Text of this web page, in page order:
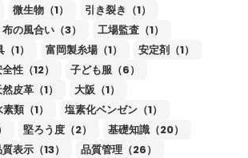
微生物（1）
引き裂き（1）
布の風合い（3）
工場監査（1）
1） 富岡製糸場（1）
安定剤（1）
性（12）
子ども服（6）
皮革（1）
大阪（1）
類（1）
塩素化ベンゼン（1）
堅ろう度（2）
基礎知識（20）
表示（13）
品質管理（26）